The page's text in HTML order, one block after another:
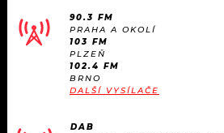
90.3 FM
PRAHA A OKOLÍ
103 FM
PLZEŇ
102.4 FM
BRNO
DALŠÍ VYSÍLAČE
DAB